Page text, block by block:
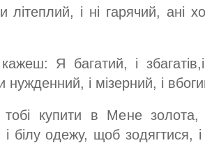
літеплий, і ні гарячий, ані
Я багатий, і
і мізерний, і
купити в Мене
і білу одежу, щоб зодягтися,